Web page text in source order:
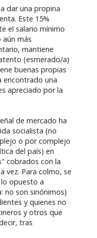
dar una propina
Este 15%
el salario mínimo
aún más
mantiene
(esmerado/a)
buenas propias
encontrado una
apreciado por la
de mercado ha
socialista (no
o por complejo
del país) en
cobrados con la
vez. Para colmo, se
opuesto a
no son sinónimos)
y quienes no
y otros que
tras